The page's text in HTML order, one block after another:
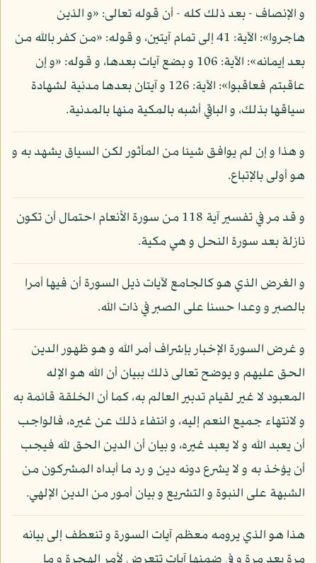
و الإنصاف - بعد ذلك كله - أن قوله تعالى: «و الذين
هاجروا»: الآية: 41 إلى تمام آيتين، و قوله: «من كفر بالله من
بعد إيمانه»: الآية: 106 و بضع آيات بعدها، و قوله: «و إن
عاقبتم فعاقبوا»: الآية: 126 و آيتان بعدها مدنية لشهادة
سياقها بذلك، و الباقي أشبه بالمكية منها بالمدنية.
و هذا و إن لم يوافق شيئا من المأثور لكن السياق يشهد به و
هو أولى بالإتباع.
و قد مر في تفسير آية 118 من سورة الأنعام احتمال أن تكون
نازلة بعد سورة النحل و هي مكية.
و الغرض الذي هو كالجامع لآيات ذيل السورة أن فيها أمرا
بالصبر و وعدا حسنا على الصبر في ذات الله.
و غرض السورة الإخبار بإشراف أمر الله و هو ظهور الدين
الحق عليهم و يوضح تعالى ذلك ببيان أن الله هو الإله
المعبود لا غير لقيام تدبير العالم به، كما أن الخلقة قائمة به
و لانتهاء جميع النعم إليه، و انتفاء ذلك عن غيره، فالواجب
أن يعبد الله و لا يعبد غيره، و بيان أن الدين الحق لله فيجب
أن يؤخذ به و لا يشرع دونه دين و رد ما أبداه المشركون من
الشبهة على النبوة و التشريع و بيان أمور من الدين الإلهي.
هذا هو الذي يرومه معظم آيات السورة و تنعطف إلى بيانه